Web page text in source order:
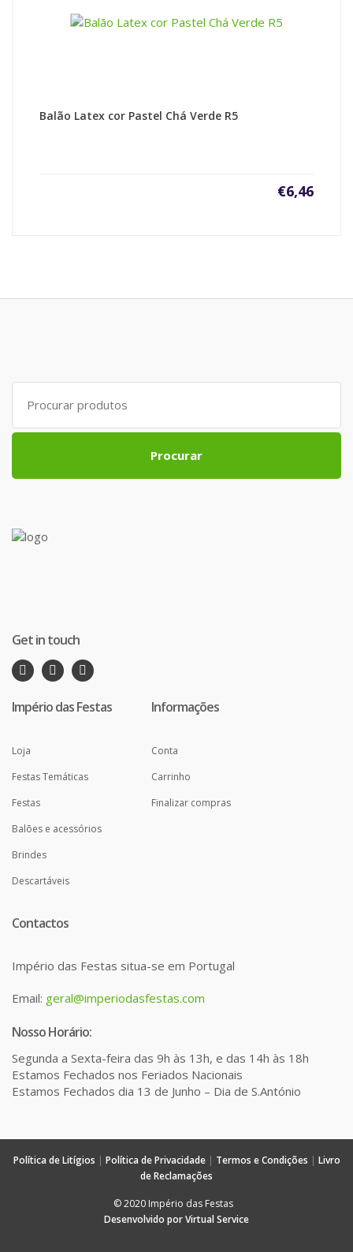
Balão Latex cor Pastel Chá Verde R5
€6,46
Search
for:
Procurar
Get in touch
Império das Festas
Loja
Festas Temáticas
Festas
Balões e acessórios
Brindes
Descartáveis
Informações
Conta
Carrinho
Finalizar compras
Contactos
Império das Festas situa-se em Portugal
Email: geral@imperiodasfestas.com
Nosso Horário:
Segunda a Sexta-feira das 9h às 13h, e das 14h às 18h
Estamos Fechados nos Feriados Nacionais
Estamos Fechados dia 13 de Junho – Dia de S.António
Política de Litígios | Política de Privacidade| Termos e Condições | Livro
de Reclamações
© 2020 Império das Festas
Desenvolvido por Virtual Service